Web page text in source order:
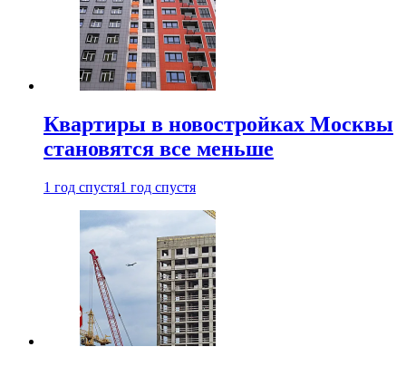
Квартиры в новостройках Москвы
становятся все меньше
1 год спустя1 год спустя